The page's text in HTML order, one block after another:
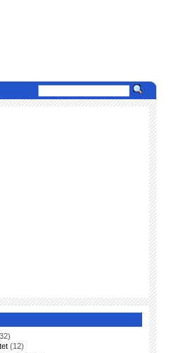
(12)